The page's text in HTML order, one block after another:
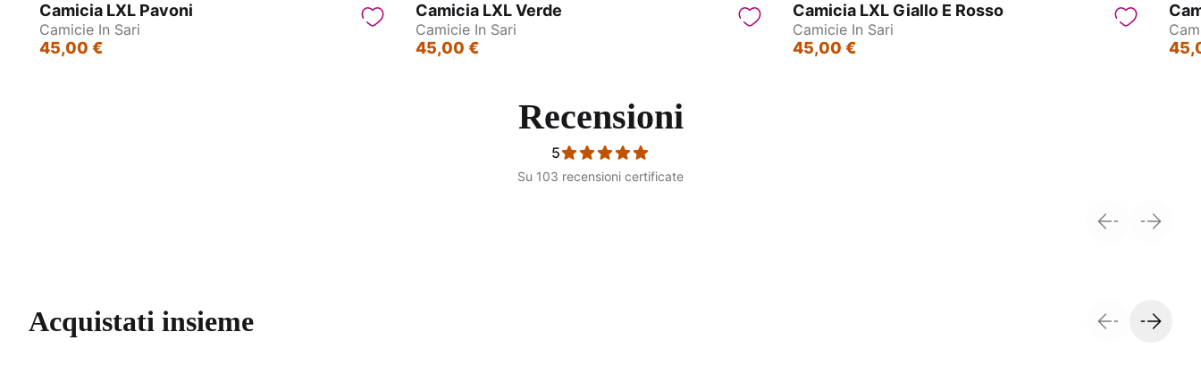
Camicia LXL Pavoni
Camicie In Sari
45,00 €
Camicia LXL Verde
Camicie In Sari
45,00 €
Camicia LXL Giallo E Rosso
Camicie In Sari
45,00 €
Recensioni
5
Su 103 recensioni certificate
Acquistati insieme